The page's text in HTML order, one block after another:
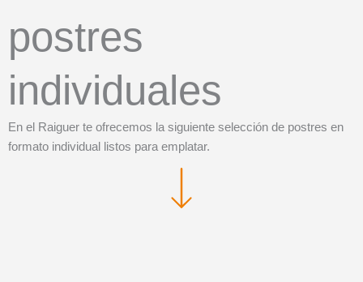
postres
individuales
En el Raiguer te ofrecemos la siguiente selección de postres en
formato individual listos para emplatar.